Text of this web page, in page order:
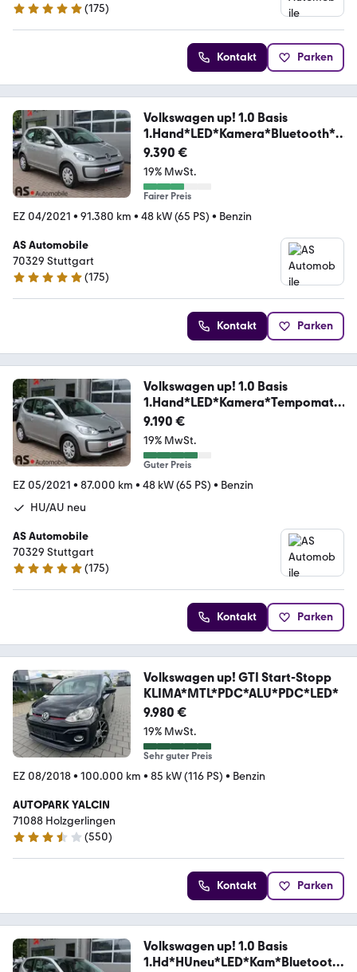
4.8 Sterne
(175)
Kontakt Parken
Volkswagen up! 1.0 Basis
1.Hand*LED*Kamera*Bluetooth*P
DC
9.390 €
19% MwSt.
Fairer Preis
EZ 04/2021 • 91.380 km • 48 kW (65 PS) • Benzin
AS Automobile
70329 Stuttgart
4.8 Sterne
(175)
Kontakt Parken
Volkswagen up! 1.0 Basis
1.Hand*LED*Kamera*Tempomat*
PDC
9.190 €
19% MwSt.
Guter Preis
EZ 05/2021 • 87.000 km • 48 kW (65 PS) • Benzin
HU/AU neu
AS Automobile
70329 Stuttgart
4.8 Sterne
(175)
Kontakt Parken
Volkswagen up! GTI Start-Stopp
KLIMA*MTL*PDC*ALU*PDC*LED*
9.980 €
19% MwSt.
Sehr guter Preis
EZ 08/2018• 100.000 km • 85 kW (116 PS) • Benzin
AUTOPARK YALCIN
71088 Holzgerlingen
3.3 Sterne
(550)
Kontakt Parken
Volkswagen up! 1.0 Basis
1.Hd*HUneu*LED*Kam*Bluetooth